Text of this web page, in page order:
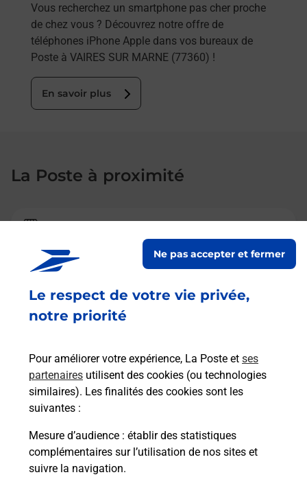
Le respect de votre vie privée,
notre priorité
Pour améliorer votre expérience, La Poste et ses
partenaires utilisent des cookies (ou technologies
similaires). Les finalités des cookies sont les
suivantes :
Mesure d’audience : établir des statistiques
complémentaires sur l’utilisation de nos sites et
suivre la navigation.
Ne pas accepter et fermer
Vous recherchez un smartphone pas cher proche
de chez vous ? Découvrez notre offre de
téléphones iPhone Apple dans vos bureaux de
Poste à VAIRES SUR MARNE (77360) !
En savoir plus
La Poste à proximité
BROU SUR CHANTEREINE
ouvre mardi à 09h00
RUE DES ROSES
77177 BROU SUR CHANTEREINE
La Poste
TORCY
Fermé-ouvre lundi à 09h00
4 ALLEE GASTON DEFFERRE